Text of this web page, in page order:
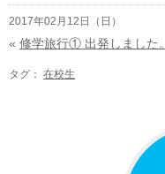
2017年02月12日（日）
« 修学旅行① 出発しました。
タグ： 在校生